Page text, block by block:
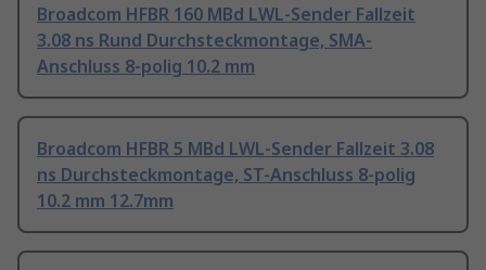
Broadcom HFBR 160 MBd LWL-Sender Fallzeit
3.08 ns Rund Durchsteckmontage, SMA-
Anschluss 8-polig 10.2 mm
Broadcom HFBR 5 MBd LWL-Sender Fallzeit 3.08
ns Durchsteckmontage, ST-Anschluss 8-polig
10.2 mm 12.7mm